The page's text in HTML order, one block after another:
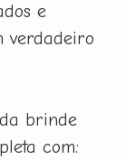
e
verdadeiro
brinde
com: